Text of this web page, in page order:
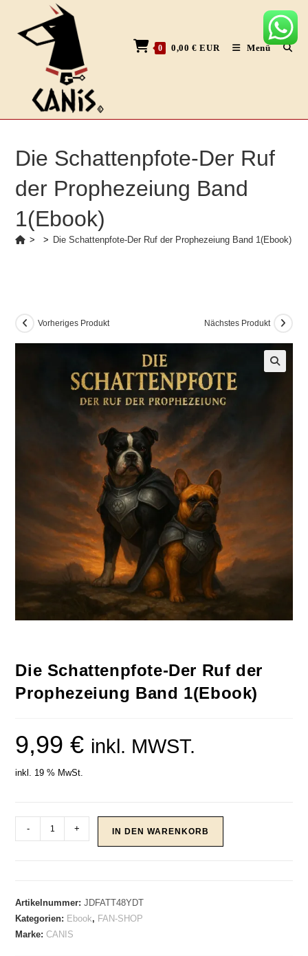
springen
0 0,00€ EUR Menü
Die Schattenpfote-Der Ruf
der Prophezeiung Band
1(Ebook)
> > Die Schattenpfote-Der Ruf der Prophezeiung Band 1(Ebook)
Vorheriges Produkt Nächstes Produkt
Die Schattenpfote-Der Ruf der
Prophezeiung Band 1(Ebook)
9,99€ inkl. MWST.
inkl. 19 % MwSt.
Schattenpfote-
Band
- + IN DEN WARENKORB
Artikelnummer:JDFATT48YDT
Kategorien: Ebook, FAN-SHOP
Marke:CANIS